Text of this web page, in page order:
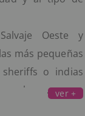
Oeste y
más pequeñas
o indias
ver +